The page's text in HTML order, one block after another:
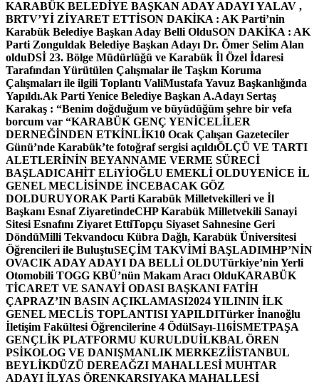
KARABÜK BELEDİYE BAŞKAN ADAY ADAYI YALAV ,
BRTV’Yİ ZİYARET ETTİSON DAKİKA : AK Parti’nin
Karabük Belediye Başkan Aday Belli OlduSON DAKİKA : AK
Parti Zonguldak Belediye Başkan Adayı Dr. Ömer Selim Alan
olduDSİ 23. Bölge Müdürlüğü ve Karabük İl Özel İdaresi
Tarafından Yürütülen Çalışmalar ile Taşkın Koruma
Çalışmaları ile ilgili Toplantı ValiMustafa Yavuz Başkanlığında
Yapıldı.Ak Parti Yenice Belediye Başkan A.Adayı Sertaş
Karakaş : “Benim doğduğum ve büyüdüğüm şehre bir vefa
borcum var “KARABÜK GENÇ YENİCELİLER
DERNEĞİNDEN ETKİNLİK10 Ocak Çalışan Gazeteciler
Günü’nde Karabük’te fotoğraf sergisi açıldıÖLÇÜ VE TARTI
ALETLERİNİN BEYANNAME VERME SÜRECİ
BAŞLADICAHİT ELiYİOĞLU EMEKLİ OLDUYENİCE İL
GENEL MECLİSİNDE İNCEBACAK GÖZ
DOLDURUYORAK Parti Karabük Milletvekilleri ve İl
Başkanı Esnaf ZiyaretindeCHP Karabük Milletvekili Sanayi
Sitesi Esnafını Ziyaret EttiTopçu Siyaset Sahnesine Geri
DöndüMilli Tekvandocu Kübra Dağlı, Karabük Üniversitesi
Öğrencileri ile BuluştuSEÇİM TAKVİMİ BAŞLADIMHP’NİN
OVACIK ADAY ADAYI DA BELLİ OLDUTürkiye’nin Yerli
Otomobili TOGG KBÜ’nün Makam Aracı OlduKARABÜK
TİCARET VE SANAYİ ODASI BAŞKANI FATİH
ÇAPRAZ’IN BASIN AÇIKLAMASI2024 YILININ İLK
GENEL MECLİS TOPLANTISI YAPILDITürker İnanoğlu
İletişim Fakültesi Öğrencilerine 4 ÖdülSayı-116İSMETPAŞA
GENÇLİK PLATFORMU KURULDUİLKBAL ÖREN
PSİKOLOG VE DANIŞMANLIK MERKEZİİSTANBUL
BEYLİKDÜZÜ DEREAĞZI MAHALLESİ MUHTAR
ADAYI İLYAS ÖRENKARŞIYAKA MAHALLESİ